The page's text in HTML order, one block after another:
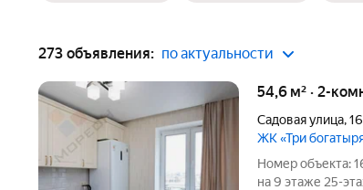
273 объявления: по актуальности
54,6 м² · 2-
Садовая улица,
ЖК «Три
Номер объекта:
на 9 этаже 25-